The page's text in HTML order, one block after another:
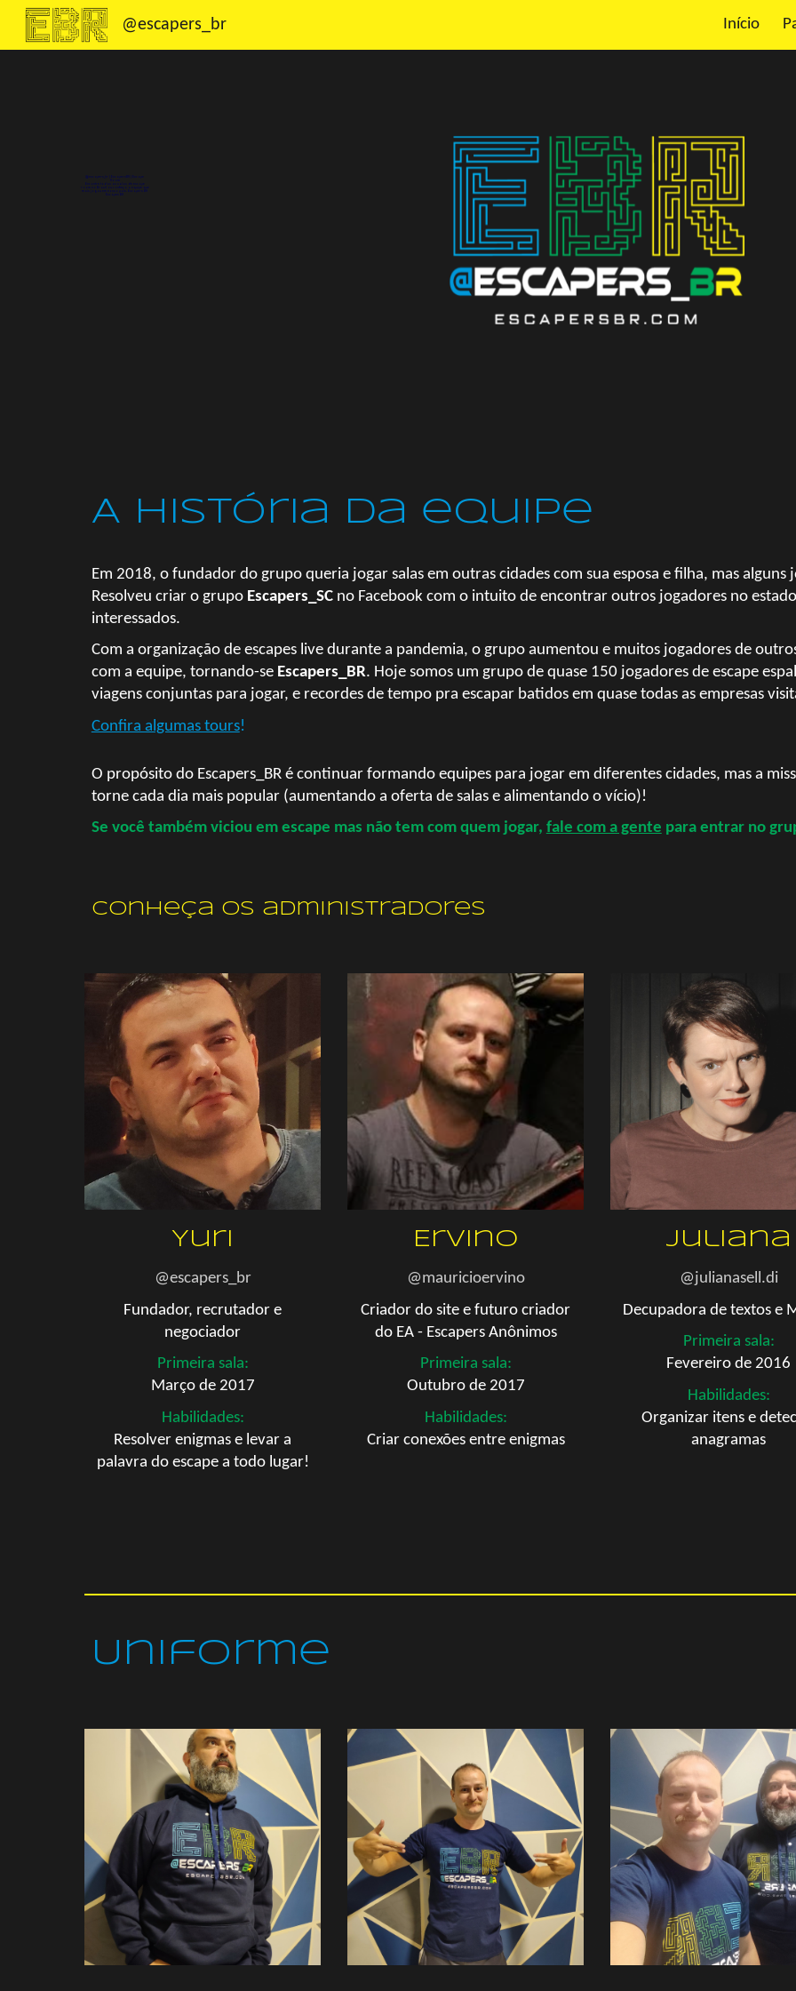
Skip to
@escapers_br Início
@escapers_br | EscapersBR | Escape
Room
Encontre todas as salas de escape
room no Brasil ou conheça a equipe que
mais jogou em nosso país. Escapers BR
Escapes BR
A história da equipe
Em 2018, o fundador do grupo queria jogar salas em outras cidades com sua esposa e filha, mas
Resolveu criar o grupo Escapers_SCno Facebook com o intuito de encontrar outros jogadores no
interessados.
Com a organização de escapes live durante a pandemia, o grupo aumentou e muitos jogadores de
com a equipe, tornando-se Escapers_BR. Hoje somos um grupo de quase 150 jogadores de escape
viagens conjuntas para jogar, e recordes de tempo pra escapar batidos em quase todas as empresas
Confira algumas tours!
O propósito do Escapers_BR é continuar formando equipes para jogar em diferentes cidades, mas a
torne cada dia mais popular (aumentando a oferta de salas e alimentando o vício)!
Se você também viciou em escape mas não tem com quem jogar, fale com a gente para entrar no
Conheça os administradores
Yuri
@escapers_br
Fundador, recrutador e
negociador
Primeira sala:
Março de 2017
Habilidades:
Resolver enigmas e levar a
palavra do escape a todo lugar!
Ervino
@mauricioervino
Criador do site e futuro criador
do EA - Escapers Anônimos
Primeira sala:
Outubro de 2017
Habilidades:
Criar conexões entre enigmas
Juliana
@julianasell.di
Decupadora de textos e
Primeira sala:
Fevereiro de 2016
Habilidades:
Organizar itens e
anagramas
Uniforme